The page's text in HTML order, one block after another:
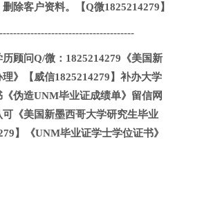
除客户资料。【Q微1825214279】
顾问Q/微：1825214279《美国新
》【威信1825214279】补办大学
伪造UNM毕业证成绩单》留信网
《美国新墨西哥大学研究生毕业
】《UNM毕业证学士学位证书》